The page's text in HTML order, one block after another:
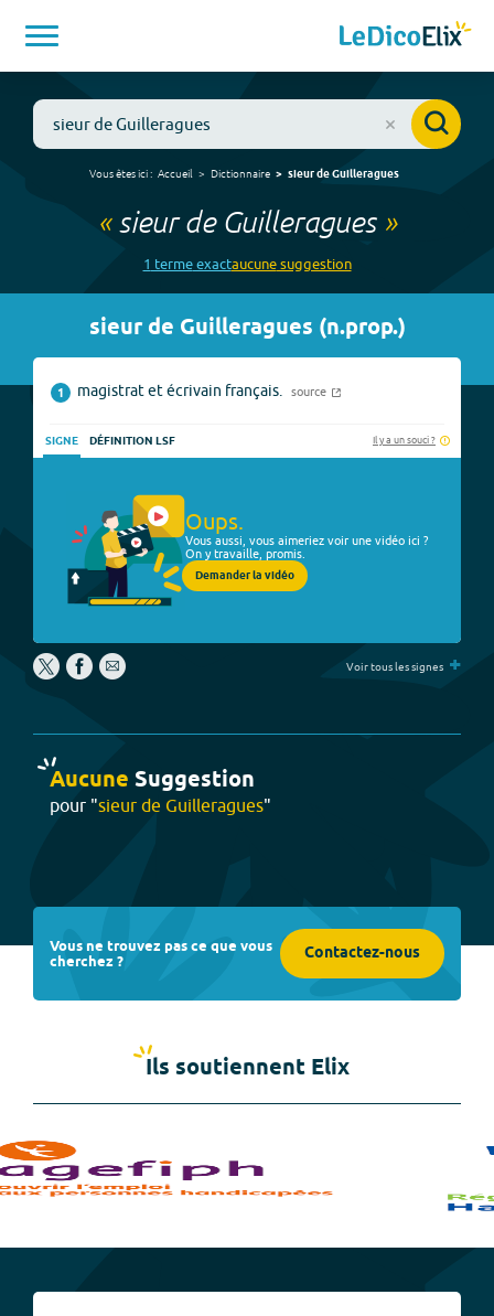
Vous êtes ici : Accueil Dictionnaire sieur de Guilleragues
«sieur de Guilleragues»
1 termeexactaucunesuggestion
sieur de Guilleragues (n.prop.)
1 magistrat et écrivain français. source
SIGNE DÉFINITION LSF Il y a un souci ?
Oups.
Vous aussi, vous aimeriez voir une vidéo ici ?
On y travaille, promis.
Demander la vidéo
Voir tous les signes +
Aucune Suggestion
pour "sieur de Guilleragues"
Vous ne trouvez pas ce que vous
cherchez ? Contactez-nous
Ils soutiennent Elix